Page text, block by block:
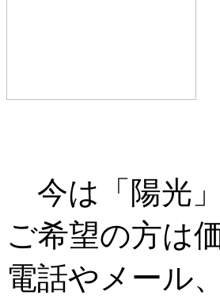
今は「陽光
ご希望の方は
電話やメール